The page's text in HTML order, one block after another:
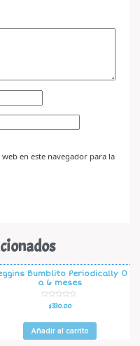
en este navegador para la
Bumblito Periodically 0
a 6 meses
o
r
a
d
$330.00
Añadir al carrito